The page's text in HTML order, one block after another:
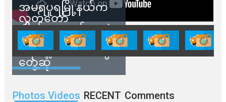
အမရပူရမြို့နယ်က
လွှတ်တော်
ကိုယ်စားလှယ်တွေနဲ့
နေအိမ်တွေဖျက်သိမ်း
ခံရမယ့် ဒေသခံတွေ
တွေ့ဆုံ
Photos Videos RECENT Comments